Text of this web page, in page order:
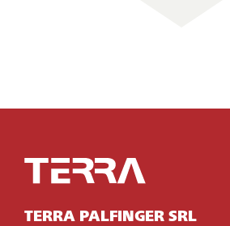
TERRA PALFINGER SRL